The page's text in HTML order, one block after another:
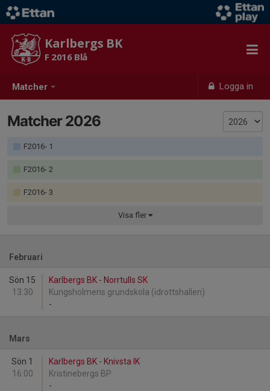
Matcher Logga in
Karlbergs BK
F 2016 Blå
Matcher 2026
F2016- 1
F2016- 2
F2016- 3
Visa fler
Februari
Sön 15
13:30
Karlbergs BK - Norrtulls SK
Kungsholmens grundskola (idrottshallen)
-
Mars
Sön 1
16:00
Karlbergs BK - Knivsta IK
Kristinebergs BP
-